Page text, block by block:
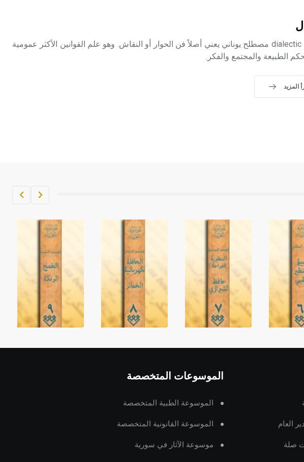
الإنكليزية أب
الجدل dialectic مصطلح يوناني يعني أصلاً فن الحوار أو النقاش. وهو علم القوانين الأكثر عمومية
الطبيعة والمجتمع والفكر.
المزيد
العام
صلة
الموسوعات المتخصصة
الموسوعة الطبية المتخصصة
الموسوعة القانونية المتخصصة
موسوعة الآثار في سورية